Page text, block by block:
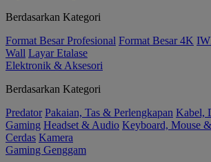
Berdasarkan Kategori
Format Besar Profesional Format Besar 4K
Wall Layar Etalase
Elektronik & Aksesori
Berdasarkan Kategori
Predator Pakaian, Tas & Perlengkapan Kabel,
Gaming Headset & Audio Keyboard, Mouse
Cerdas Kamera
Gaming Genggam